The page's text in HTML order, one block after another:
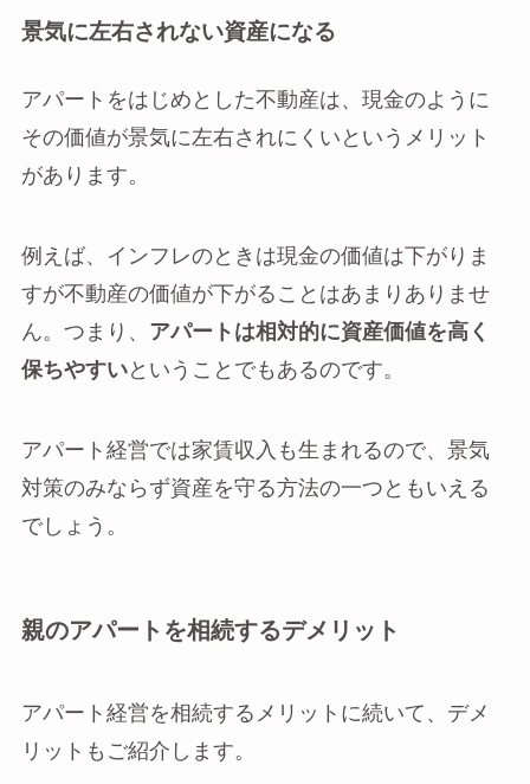
景気に左右されない資産になる
アパートをはじめとした不動産は、現金のように
その価値が景気に左右されにくいというメリット
があります。
例えば、インフレのときは現金の価値は下がりま
すが不動産の価値が下がることはあまりありませ
ん。つまり、 アパートは相対的に資産価値を高く
保ちやすいということでもあるのです。
アパート経営では家賃収入も生まれるので、景気
対策のみならず資産を守る方法の一つともいえる
でしょう。
親のアパートを相続するデメリット
アパート経営を相続するメリットに続いて、デメ
リットもご紹介します。